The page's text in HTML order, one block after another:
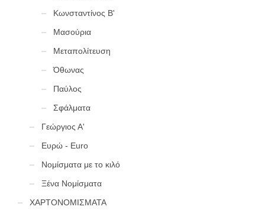
Κωνσταντίνος Β'
Μασούρια
Μεταπολίτευση
Όθωνας
Παύλος
Σφάλματα
Γεώργιος Α'
Ευρώ - Euro
Νομίσματα με το κιλό
Ξένα Νομίσματα
ΧΑΡΤΟΝΟΜΙΣΜΑΤΑ